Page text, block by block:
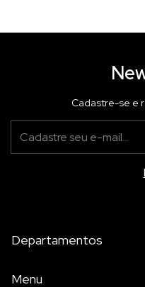
Cadastre-se e
Departamentos
Menu